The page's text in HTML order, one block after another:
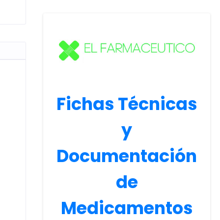
Fichas Técnicas
y
Documentación
de
Medicamentos